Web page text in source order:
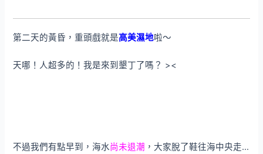
第二天的黃昏，重頭戲就是高美濕地啦～
天哪！人超多的！我是來到墾丁了嗎？ ><
不過我們有點早到，海水尚未退潮 ，大家脫了鞋往海中央走…